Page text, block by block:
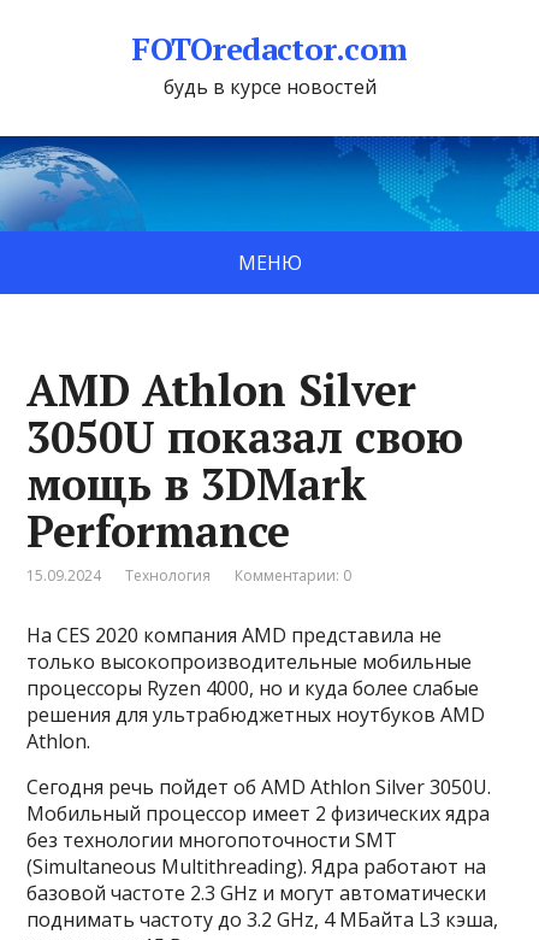
FOTOredactor.com
будь в курсе новостей
МЕНЮ
AMD Athlon Silver
3050U показал свою
мощь в 3DMark
Performance
15.09.2024 Технология Комментарии: 0
На CES 2020 компания AMD представила не
только высокопроизводительные мобильные
процессоры Ryzen 4000, но и куда более слабые
решения для ультрабюджетных ноутбуков AMD
Athlon.
Сегодня речь пойдет об AMD Athlon Silver 3050U.
Мобильный процессор имеет 2 физических ядра
без технологии многопоточности SMT
(Simultaneous Multithreading). Ядра работают на
базовой частоте 2.3 GHz и могут автоматически
поднимать частоту до 3.2 GHz, 4 МБайта L3 кэша,